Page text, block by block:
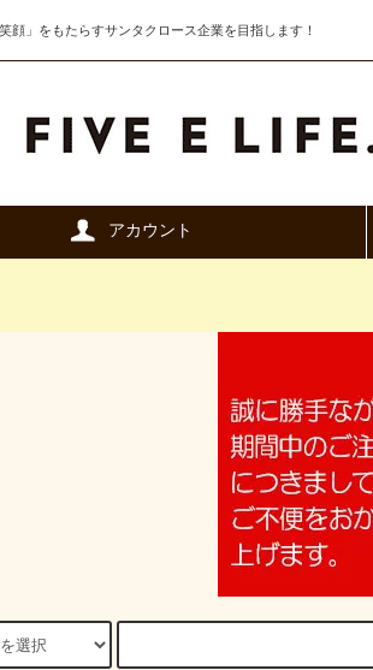
顔」をもたらすサンタクロース企業を目指します！
アカウント